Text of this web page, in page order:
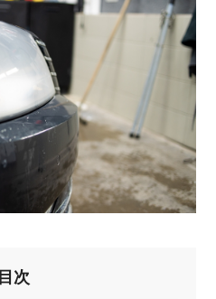
目次